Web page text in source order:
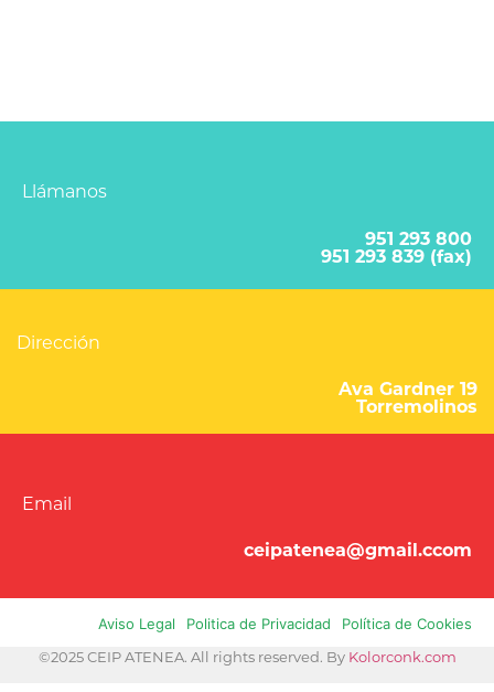
Llámanos
951 293 800
951 293 839 (fax)
Dirección
Ava Gardner 19
Torremolinos
Email
ceipatenea@gmail.ccom
Aviso Legal Politica de Privacidad
Política de Cookies
©2025 CEIP ATENEA. All rights reserved. By Kolorconk.com